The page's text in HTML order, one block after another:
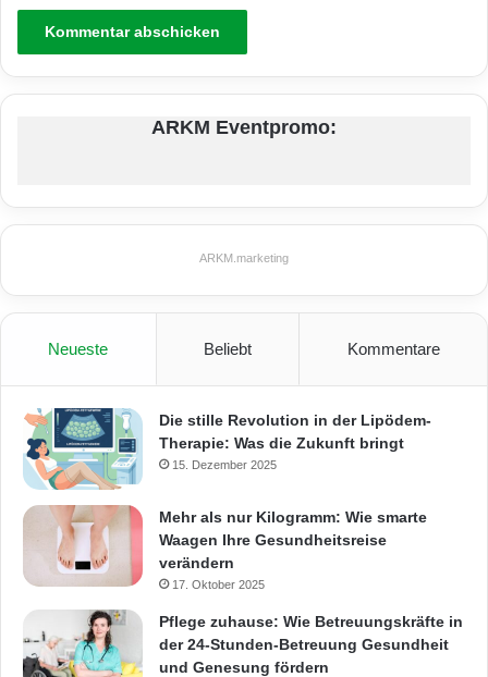
ARKM Eventpromo:
ARKM.marketing
Neueste Beliebt Kommentare
Die stille Revolution in der Lipödem-
Therapie: Was die Zukunft bringt
15. Dezember 2025
Mehr als nur Kilogramm: Wie smarte
Waagen Ihre Gesundheitsreise
verändern
17. Oktober 2025
Pflege zuhause: Wie Betreuungskräfte in
der 24-Stunden-Betreuung Gesundheit
und Genesung fördern